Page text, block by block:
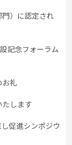
）に認定され
記念フォーラム
お礼
たします
促進シンポジウ